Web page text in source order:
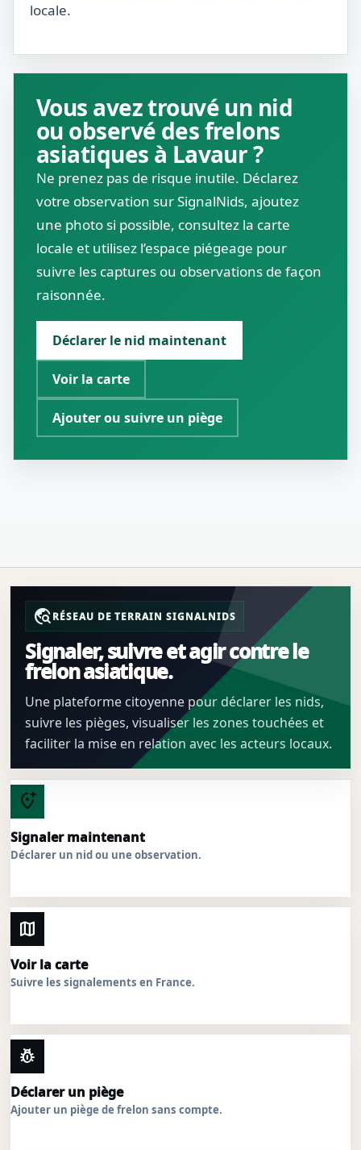
locale.
Vous avez trouvé un nid
ou observé des frelons
asiatiques à Lavaur ?
Ne prenez pas de risque inutile. Déclarez
votre observation sur SignalNids, ajoutez
une photo si possible, consultez la carte
locale et utilisez l’espace piégeage pour
suivre les captures ou observations de façon
raisonnée.
Déclarer le nid maintenant
Voir la carte
Ajouter ou suivre un piège
travel_exploreRÉSEAU DE TERRAIN SIGNALNIDS
Signaler, suivre et agir contre le
frelon asiatique.
Une plateforme citoyenne pour déclarer les nids,
suivre les pièges, visualiser les zones touchées et
faciliter la mise en relation avec les acteurs locaux.
add_location_alt
Signaler maintenant
Déclarer un nid ou une observation.
map
Voir la carte
Suivre les signalements en France.
pest_control
Déclarer un piège
Ajouter un piège de frelon sans compte.